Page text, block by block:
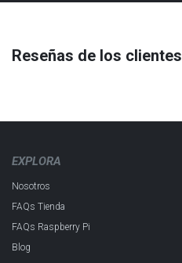
Reseñas de los clientes
EXPLORA
Nosotros
FAQs Tienda
FAQs Raspberry Pi
Blog